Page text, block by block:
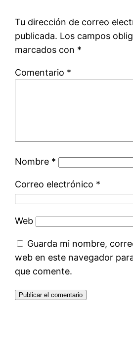
Tu dirección de correo
publicada. Los campos
marcados con *
Comentario *
Nombre *
Correo electrónico *
Web
Guarda mi nombre,
web en este navegador
que comente.